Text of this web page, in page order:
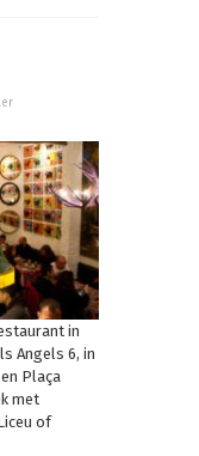
in
Angels 6, in
Plaça
met
of